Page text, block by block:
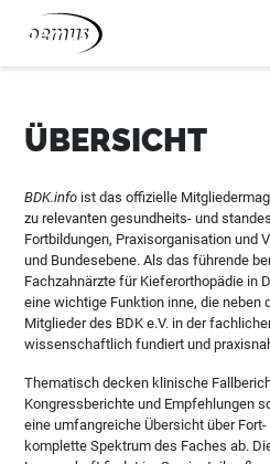
Zum Inhalt springen
ÜBERSICHT
BDK.info ist das offizielle
zu relevanten gesundheits- und
Fortbildungen, Praxisorganisation und
und Bundesebene. Als das führende
Fachzahnärzte für Kieferorthopädie in
eine wichtige Funktion inne, die neben
Mitglieder des BDK e.V. in der
wissenschaftlich fundiert und
Thematisch decken klinische
Kongressberichte und Empfehlungen
eine umfangreiche Übersicht über
komplette Spektrum des Faches ab.